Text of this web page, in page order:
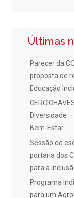
Últimas
Parecer da
proposta de
Educação
Diversidade
Bem-Estar
Sessão de
portaria dos
para a
Programa
para um